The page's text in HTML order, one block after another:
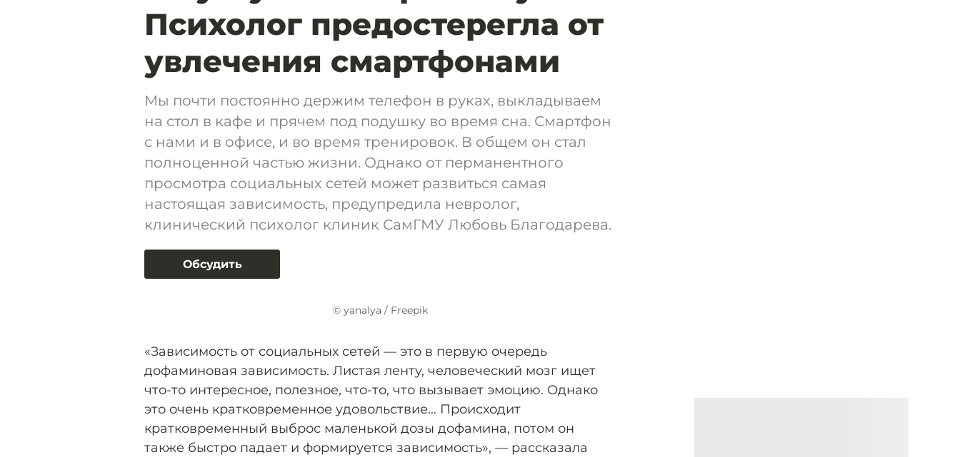
Психолог предостерегла от
увлечения смартфонами
Мы почти постоянно держим телефон в руках, выкладываем
на стол в кафе и прячем под подушку во время сна. Смартфон
с нами и в офисе, и во время тренировок. В общем он стал
полноценной частью жизни. Однако от перманентного
просмотра социальных сетей может развиться самая
настоящая зависимость, предупредила невролог,
клинический психолог клиник СамГМУ Любовь Благодарева.
Обсудить
© yanalya / Freepik
«Зависимость от социальных сетей — это в первую очередь
дофаминовая зависимость. Листая ленту, человеческий мозг ищет
что-то интересное, полезное, что-то, что вызывает эмоцию. Однако
это очень кратковременное удовольствие... Происходит
кратковременный выброс маленькой дозы дофамина, потом он
также быстро падает и формируется зависимость», — рассказала